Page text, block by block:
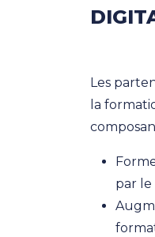
Les
la
par